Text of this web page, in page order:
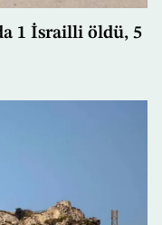
1 İsrailli öldü, 5